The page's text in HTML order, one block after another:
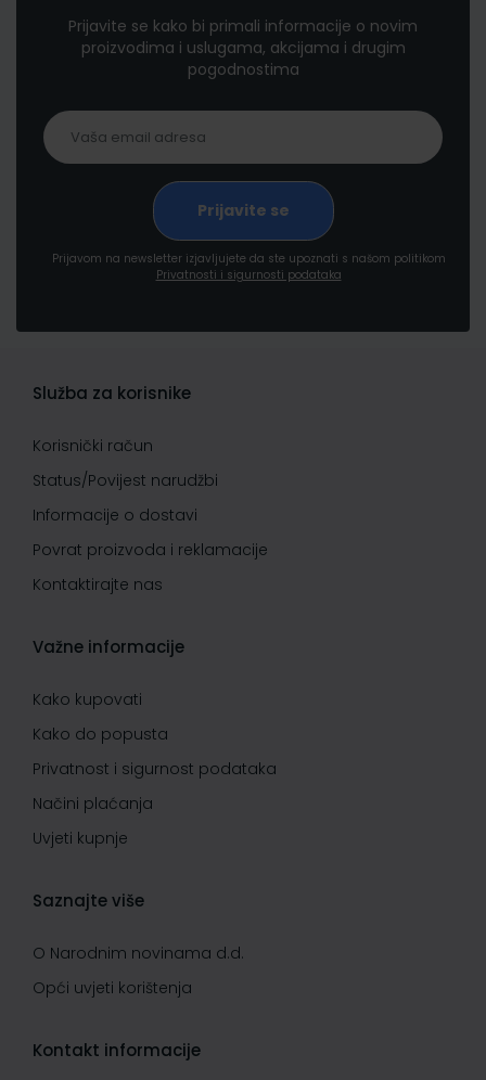
Prijavite se kako bi primali informacije o novim
proizvodima i uslugama, akcijama i drugim
pogodnostima
Prijavom na newsletter izjavljujete da ste upoznati s našom politikom
Privatnosti i sigurnosti podataka
Služba za korisnike
Korisnički račun
Status/Povijest narudžbi
Informacije o dostavi
Povrat proizvoda i reklamacije
Kontaktirajte nas
Važne informacije
Kako kupovati
Kako do popusta
Privatnost i sigurnost podataka
Načini plaćanja
Uvjeti kupnje
Saznajte više
O Narodnim novinama d.d.
Opći uvjeti korištenja
Kontakt informacije